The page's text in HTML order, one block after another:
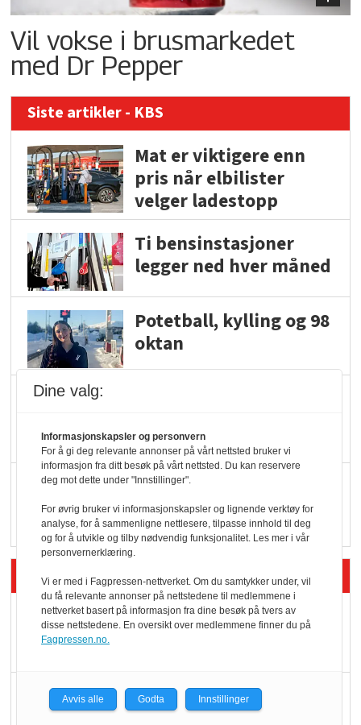
Vil vokse i brusmarkedet
med Dr Pepper
Siste artikler - KBS
Mat er viktigere enn
pris når elbilister
velger ladestopp
Ti bensinstasjoner
legger ned hver måned
Potetball, kylling og 98
oktan
serveringstilbud
Vokser med ferdigmat
i dagligvare
Siste artikler - Butikk i praksis
Rema-flaggskip
Slik opprettholdes
ølsalget
Dine valg:
Informasjonskapsler og personvern
For å gi deg relevante annonser på vårt nettsted bruker vi
informasjon fra ditt besøk på vårt nettsted. Du kan reservere
deg mot dette under "Innstillinger".
For øvrig bruker vi informasjonskapsler og lignende verktøy for
analyse, for å sammenligne nettlesere, tilpasse innhold til deg
og for å utvikle og tilby nødvendig funksjonalitet. Les mer i vår
personvernerklæring.
Vi er med i Fagpressen-nettverket. Om du samtykker under, vil
du få relevante annonser på nettstedene til medlemmene i
nettverket basert på informasjon fra dine besøk på tvers av
disse nettstedene. En oversikt over medlemmene finner du på
Fagpressen.no.
Avvis alle Godta Innstillinger